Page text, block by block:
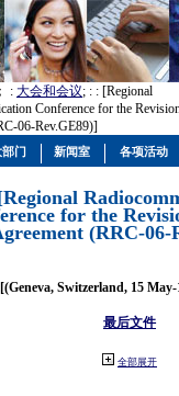
； : 大会和会议; : : [Regional
Conference for the
06-Rev.GE89)]
for the
(RRC-06-
[(Geneva, Switzerland, 15
最后文件
全部展开
门 新闻室 各项活动